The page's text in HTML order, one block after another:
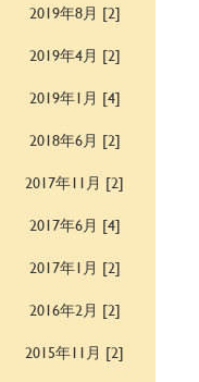
2019年8月 [2]
2019年4月 [2]
2019年1月 [4]
2018年6月 [2]
2017年11月 [2]
2017年6月 [4]
2017年1月 [2]
2016年2月 [2]
2015年11月 [2]